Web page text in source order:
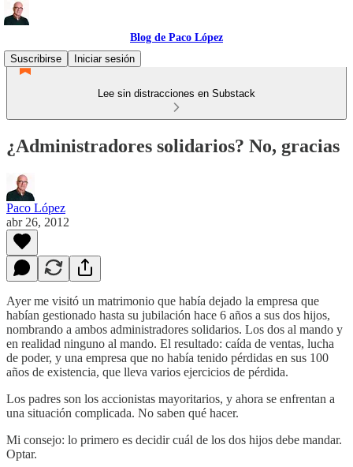
Blog de Paco López
Suscribirse
Iniciar sesión
Lee sin distracciones en Substack
¿Administradores solidarios? No, gracias
Paco López
abr 26, 2012
Ayer me visitó un matrimonio que había dejado la empresa que
habían gestionado hasta su jubilación hace 6 años a sus dos hijos,
nombrando a ambos administradores solidarios. Los dos al mando y
en realidad ninguno al mando. El resultado: caída de ventas, lucha
de poder, y una empresa que no había tenido pérdidas en sus 100
años de existencia, que lleva varios ejercicios de pérdida.
Los padres son los accionistas mayoritarios, y ahora se enfrentan a
una situación complicada. No saben qué hacer.
Mi consejo: lo primero es decidir cuál de los dos hijos debe mandar.
Optar.